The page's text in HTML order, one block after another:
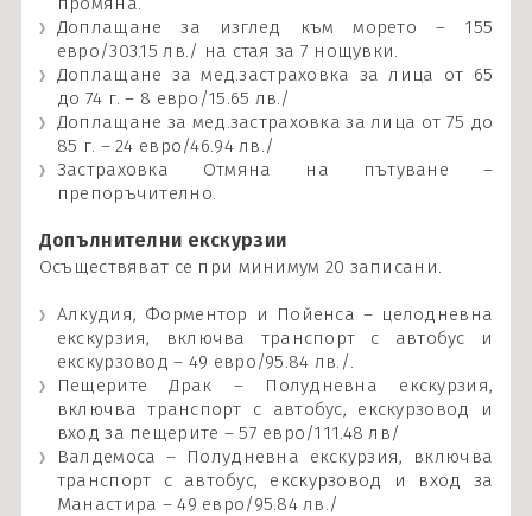
Доплащане за изглед към морето – 155
евро/303.15 лв./ на стая за 7 нощувки.
Доплащане за мед.застраховка за лица от 65
до 74 г. – 8 евро/15.65 лв./
Доплащане за мед.застраховка за лица от 75 до
85 г. – 24 евро/46.94 лв./
Застраховка Отмяна на пътуване –
препоръчително.
Допълнителни екскурзии
Осъществяват се при минимум 20 записани.
Алкудия, Форментор и Пойенса – целодневна
екскурзия, включва транспорт с автобус и
екскурзовод – 49 евро/95.84 лв./.
Пещерите Драк – Полудневна екскурзия,
включва транспорт с автобус, екскурзовод и
вход за пещерите – 57 евро/111.48 лв/
Валдемоса – Полудневна екскурзия, включва
транспорт с автобус, екскурзовод и вход за
Манастира – 49 евро/95.84 лв./